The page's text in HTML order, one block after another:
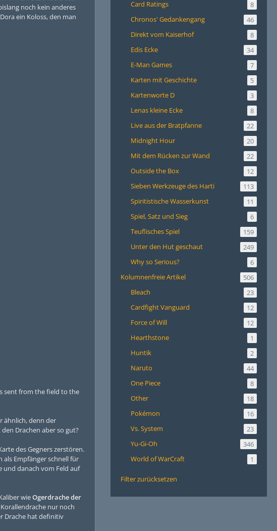
noch kein anderes
ein Koloss, den man
sent from the field to the
ähnlich, denn der
Drachen aber so gut?
des Gegners zerstören.
als Empfänger schnell für
und danach vom Feld auf
wieOgerdrache der
nur noch
Drache hat definitiv
Card Ratings
8
Chronos' Gedankengang
46
Direkt vom Kaiserhof
8
Edis Ecke
34
E-Man Games
7
Karten mit Geschichte
5
Kartenworte D
3
Lenas kleine Ecke
8
Live aus der Bratpfanne
22
Midnight Hour
20
Mit dem Rücken zur Wand
22
Outside the Box
12
Sieben Werkzeuge des Harti
113
Spiritistische Wasserkunst
11
Spiel, Satz und Sieg
6
Teuflisches Spiel
159
Unter den Hut geschaut
249
Why so Serious?
6
Kolumnenfreie Artikel
506
Bleach
23
Cardfight Vanguard
12
Force of Will
12
Hearthstone
1
Huntik
2
Naruto
44
One Piece
8
Other
18
Pokémon
16
Vs. System
23
Yu-Gi-Oh
346
World of WarCraft
1
Filter zurücksetzen